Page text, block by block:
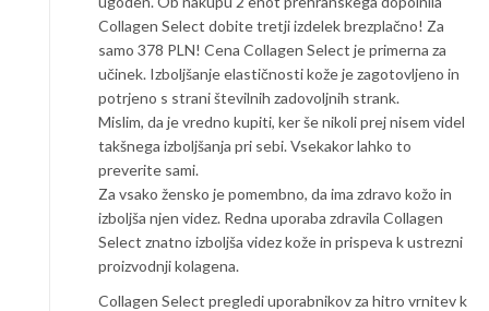
Collagen Select dobite tretji izdelek brezplačno! Za
samo 378 PLN! Cena Collagen Select je primerna za
učinek. Izboljšanje elastičnosti kože je zagotovljeno in
potrjeno s strani številnih zadovoljnih strank.
Mislim, da je vredno kupiti, ker še nikoli prej nisem videl
takšnega izboljšanja pri sebi. Vsekakor lahko to
preverite sami.
Za vsako žensko je pomembno, da ima zdravo kožo in
izboljša njen videz. Redna uporaba zdravila Collagen
Select znatno izboljša videz kože in prispeva k ustrezni
proizvodnji kolagena.
Collagen Select pregledi uporabnikov za hitro vrnitev k